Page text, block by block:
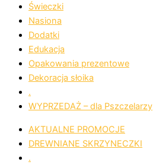
Świeczki
Nasiona
Dodatki
Edukacja
Opakowania prezentowe
Dekoracja słoika
.
WYPRZEDAŻ – dla Pszczelarzy
AKTUALNE PROMOCJE
DREWNIANE SKRZYNECZKI
.